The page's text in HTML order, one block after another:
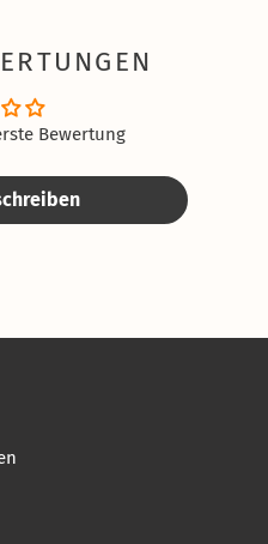
Bewertung